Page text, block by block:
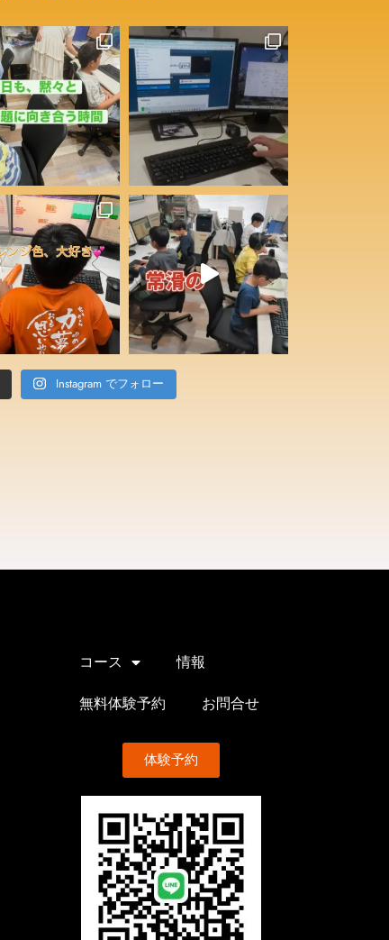
Instagram でフォロー
コース 情報
無料体験予約 お問合せ
体験予約